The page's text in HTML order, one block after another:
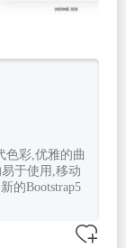
色彩,优雅的曲
于使用,移动
的Bootstrap5